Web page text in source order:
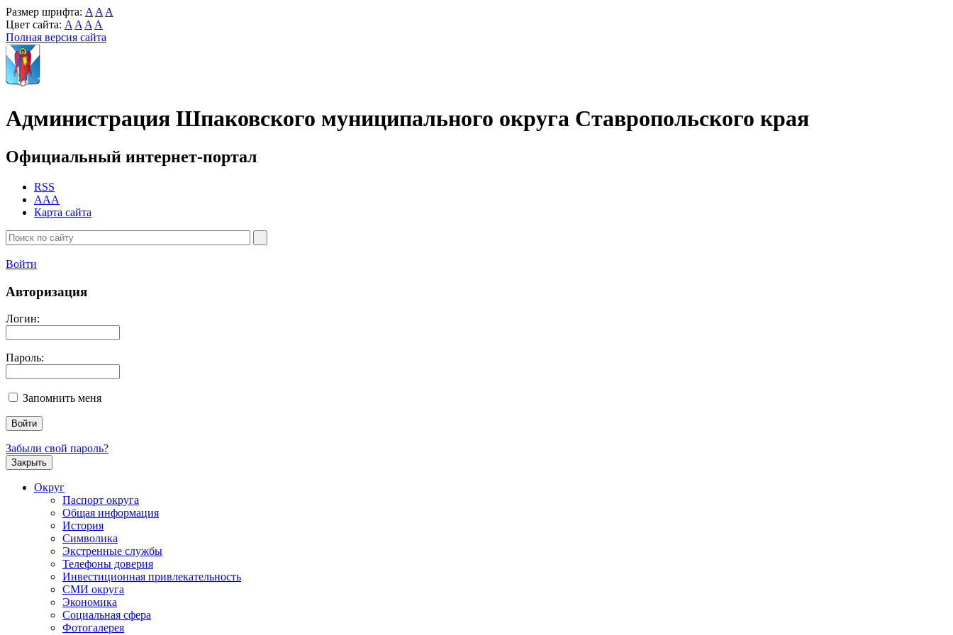
Размер шрифта: A A A
Цвет сайта: A A A A
Полная версия сайта
Администрация Шпаковского муниципального округа Ставропольского края
Официальный интернет-портал
RSS
AAA
Карта сайта
Войти
Авторизация
Логин:
Пароль:
Запомнить меня
Забыли свой пароль?
Закрыть
Округ
Паспорт округа
Общая информация
История
Символика
Экстренные службы
Телефоны доверия
Инвестиционная привлекательность
СМИ округа
Экономика
Социальная сфера
Фотогалерея